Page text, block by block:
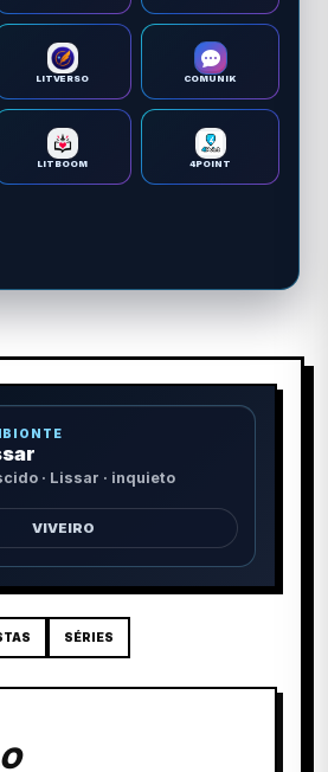
LITVERSO COMUNIK
LITBOOM 4POINT
· Lissar · inquieto
VIVEIRO
SÉRIES